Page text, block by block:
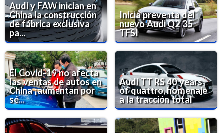
Audi y FAW inician en
China la construcción
de fábrica exclusiva
pa...
Inicia preventa del
nuevo Audi Q2 35
TFSI
El Covid-19 no afecta
las ventas de autos en
China ¡aumentan por
sé...
Audi TT RS 40 years
of quattro, homenaje
a la tracción total